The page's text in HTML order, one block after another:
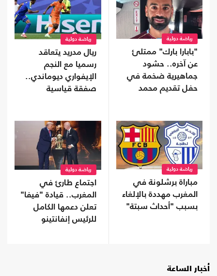
رياضة دولية
"بابارا بارك" ممتلئ
عن آخره.. حشود
جماهيرية ضخمة في
حفل تقديم محمد
رياضة دولية
ريال مدريد يتعاقد
رسميا مع النجم
الإيفواري ديوماندي..
صفقة قياسية
رياضة دولية
مباراة برشلونة في
المغرب مهددة بالإلغاء
بسبب "أحداث سبتة"
رياضة دولية
اجتماع طارئ في
المغرب.. قيادة "فيفا"
تعلن دعمها الكامل
للرئيس إنفانتينو
أخبار الساعة